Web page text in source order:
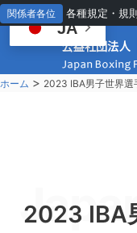
関係者各位 各種規定・規
ホーム > 2023 IBA男子世界選
2023 IBA
JA